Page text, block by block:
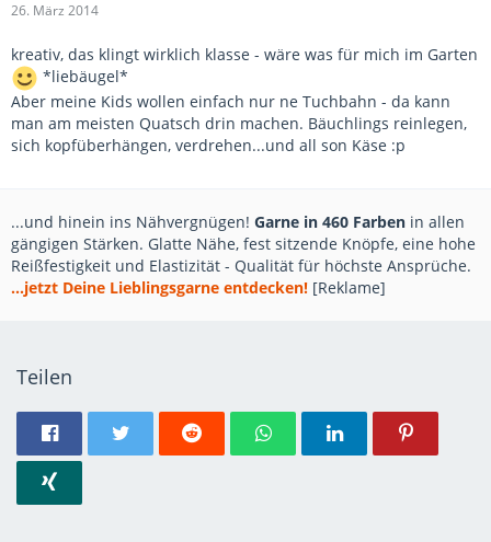
26. März 2014
kreativ, das klingt wirklich klasse - wäre was für mich im Garten
*liebäugel*
Aber meine Kids wollen einfach nur ne Tuchbahn - da kann
man am meisten Quatsch drin machen. Bäuchlings reinlegen,
sich kopfüberhängen, verdrehen...und all son Käse :p
...und hinein ins Nähvergnügen! Garne in 460 Farben in allen
gängigen Stärken. Glatte Nähe, fest sitzende Knöpfe, eine hohe
Reißfestigkeit und Elastizität - Qualität für höchste Ansprüche.
...jetzt Deine Lieblingsgarne entdecken! [Reklame]
Teilen